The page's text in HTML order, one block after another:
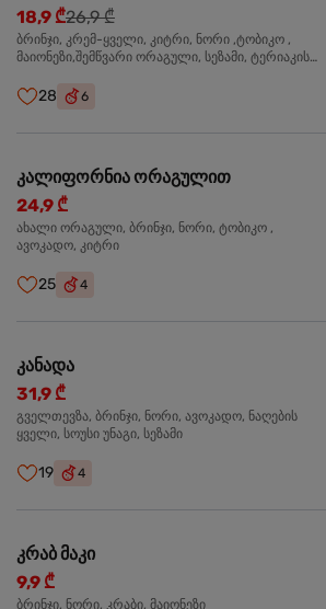
18,9 ₾26,9 ₾
ბრინჯი, კრემ-ყველი, კიტრი, ნორი ,ტობიკო ,
მაიონეზი,შემწვარი ორაგული, სეზამი, ტერიაკის
28 6
კალიფორნია ორაგულით
24,9 ₾
ახალი ორაგული, ბრინჯი, ნორი, ტობიკო ,
ავოკადო, კიტრი
25 4
კანადა
31,9 ₾
გველთევზა, ბრინჯი, ნორი, ავოკადო, ნაღების
ყველი, სოუსი უნაგი, სეზამი
19 4
კრაბ მაკი
9,9 ₾
ბრინჯი, ნორი, კრაბი, მაიონეზი